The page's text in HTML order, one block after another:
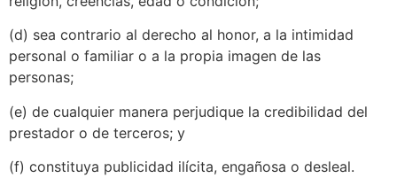
(d) sea contrario al derecho al honor, a la intimidad
personal o familiar o a la propia imagen de las
personas;
(e) de cualquier manera perjudique la credibilidad del
prestador o de terceros; y
(f) constituya publicidad ilícita, engañosa o desleal.